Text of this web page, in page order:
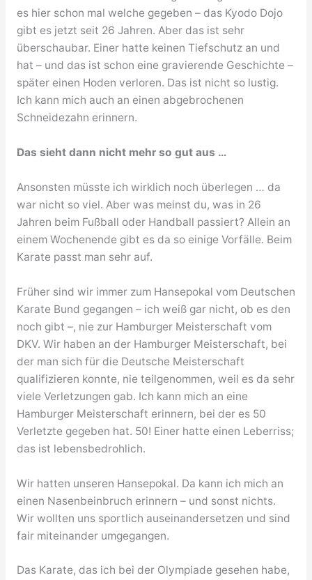
es hier schon mal welche gegeben – das Kyodo Dojo
gibt es jetzt seit 26 Jahren. Aber das ist sehr
überschaubar. Einer hatte keinen Tiefschutz an und
hat – und das ist schon eine gravierende Geschichte –
später einen Hoden verloren. Das ist nicht so lustig.
Ich kann mich auch an einen abgebrochenen
Schneidezahn erinnern.
Das sieht dann nicht mehr so gut aus …
Ansonsten müsste ich wirklich noch überlegen … da
war nicht so viel. Aber was meinst du, was in 26
Jahren beim Fußball oder Handball passiert? Allein an
einem Wochenende gibt es da so einige Vorfälle. Beim
Karate passt man sehr auf.
Früher sind wir immer zum Hansepokal vom Deutschen
Karate Bund gegangen – ich weiß gar nicht, ob es den
noch gibt –, nie zur Hamburger Meisterschaft vom
DKV. Wir haben an der Hamburger Meisterschaft, bei
der man sich für die Deutsche Meisterschaft
qualifizieren konnte, nie teilgenommen, weil es da sehr
viele Verletzungen gab. Ich kann mich an eine
Hamburger Meisterschaft erinnern, bei der es 50
Verletzte gegeben hat. 50! Einer hatte einen Leberriss;
das ist lebensbedrohlich.
Wir hatten unseren Hansepokal. Da kann ich mich an
einen Nasenbeinbruch erinnern – und sonst nichts.
Wir wollten uns sportlich auseinandersetzen und sind
fair miteinander umgegangen.
Das Karate, das ich bei der Olympiade gesehen habe,